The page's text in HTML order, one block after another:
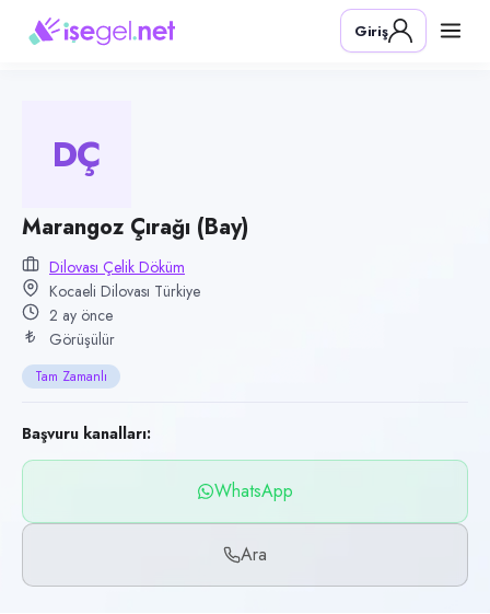
Pozisyon
Marangoz Çırağı (Bay)
Kategori
Üretim & İmalat
Konum
Dilovası, Kocaeli
Çalışma şekli
Tam Zamanlı · Ofis
Yayın tarihi
27 Mayıs 2026
Son geçerlilik
25 Ağustos 2026
WhatsApp, Telefon
İlan açıklaması
Giriş
DÇ
Marangoz Çırağı (Bay)
Dilovası Çelik Döküm
Kocaeli Dilovası Türkiye
2 ay önce
Görüşülür
Tam Zamanlı
Başvuru kanalları:
WhatsApp
Ara